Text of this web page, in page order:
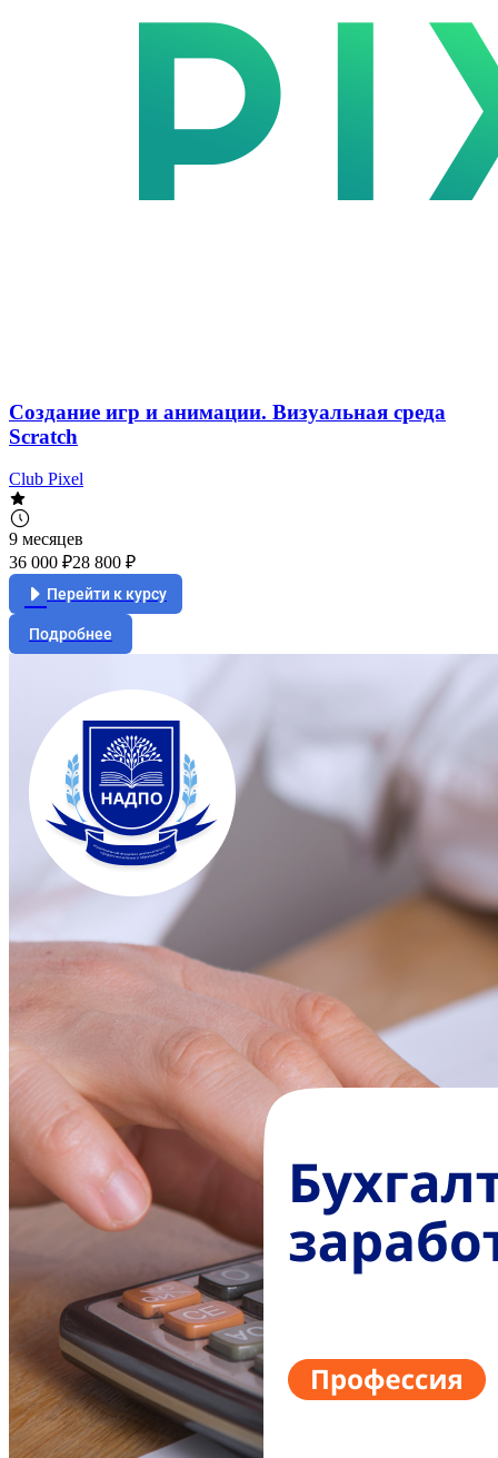
Создание игр и анимации. Визуальная среда
Scratch
Club Pixel
9 месяцев
36 000 ₽28 800 ₽
Перейти к курсу
Подробнее